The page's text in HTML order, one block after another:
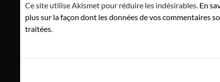
Ce site utilise Akismet pour réduire les indésirables. En
plus sur la façon dont les données de vos commentaires
traitées.